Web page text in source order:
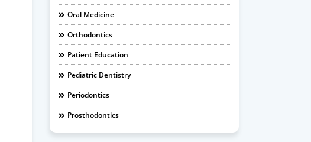
Oral Medicine
Orthodontics
Patient Education
Pediatric Dentistry
Periodontics
Prosthodontics